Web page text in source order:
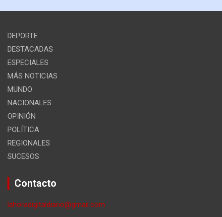
DEPORTE
DESTACADAS
ESPECIALES
MÁS NOTICIAS
MUNDO
NACIONALES
OPINIÓN
POLÍTICA
REGIONALES
SUCESOS
Contacto
lahoradigitaldiario@gmail.com